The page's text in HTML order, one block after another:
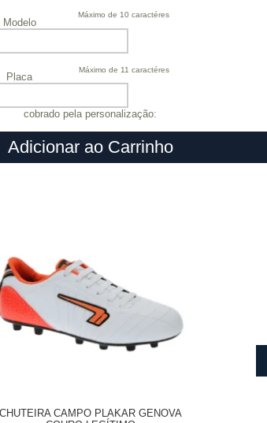
Modelo
Máximo de 10 caractéres
Placa
Máximo de 11 caractéres
cobrado pela personalização:
Adicionar ao Carrinho
CHUTEIRA CAMPO PLAKAR GENOVA